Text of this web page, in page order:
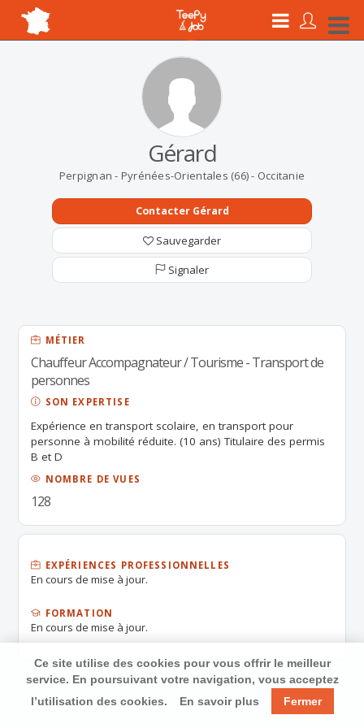
Gérard
Perpignan - Pyrénées-Orientales (66) - Occitanie
Contacter Gérard
Sauvegarder
Signaler
MÉTIER
Chauffeur Accompagnateur / Tourisme - Transport de
personnes
SON EXPERTISE
Expérience en transport scolaire, en transport pour
personne à mobilité réduite. (10 ans) Titulaire des permis
B et D
NOMBRE DE VUES
128
EXPÉRIENCES PROFESSIONNELLES
En cours de mise à jour.
FORMATION
En cours de mise à jour.
Ce site utilise des cookies pour vous offrir le meilleur
service. En poursuivant votre navigation, vous acceptez
l’utilisation des cookies.
En savoir plus Fermer